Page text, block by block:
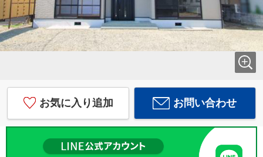
お気に入り追加 お問い合わせ